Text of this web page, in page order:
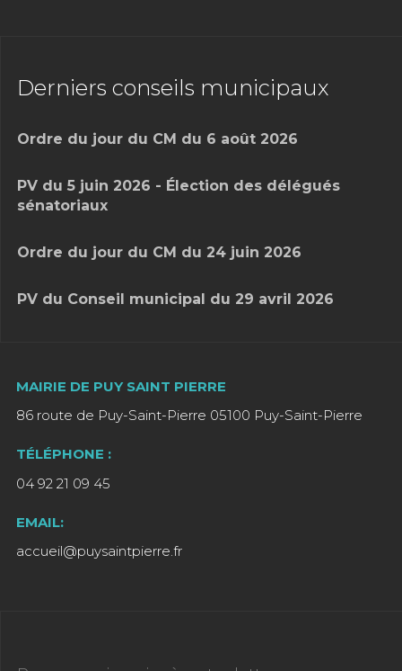
Derniers conseils municipaux
Ordre du jour du CM du 6 août 2026
PV du 5 juin 2026 - Élection des délégués
sénatoriaux
Ordre du jour du CM du 24 juin 2026
PV du Conseil municipal du 29 avril 2026
MAIRIE DE PUY SAINT PIERRE
86 route de Puy-Saint-Pierre 05100 Puy-Saint-Pierre
TÉLÉPHONE :
04 92 21 09 45
EMAIL:
accueil@puysaintpierre.fr